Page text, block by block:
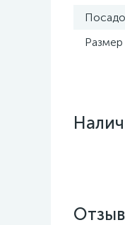
Размер